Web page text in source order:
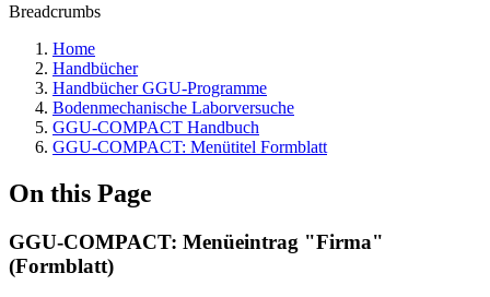
Breadcrumbs
Home
Handbücher
Handbücher GGU-Programme
Bodenmechanische Laborversuche
GGU-COMPACT Handbuch
GGU-COMPACT: Menütitel Formblatt
On this Page
GGU-COMPACT: Menüeintrag "Firma"
(Formblatt)